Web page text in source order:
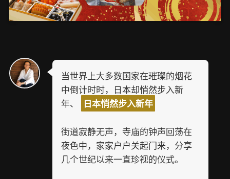
当世界上大多数国家在璀璨的烟花
中倒计时时，日本却悄然步入新
年、
日本悄然步入新年
街道寂静无声，寺庙的钟声回荡在
夜色中，家家户户关起门来，分享
几个世纪以来一直珍视的仪式。